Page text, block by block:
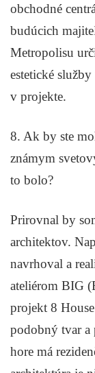
obchodné
budúcich
Metropolisu
estetické
v projekte.
8. Ak by ste
známym
to bolo?
Prirovnal by
architektov.
navrhoval a
ateliérom BIG
projekt 8
podobný tvar
hore má